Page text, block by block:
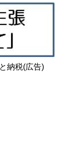
納税(広告)